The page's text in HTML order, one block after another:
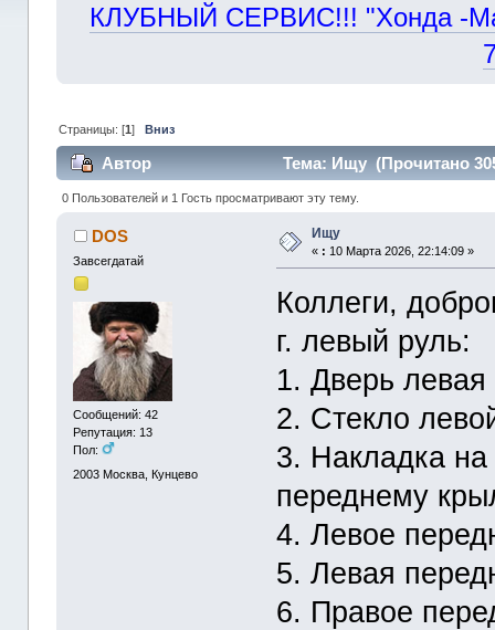
КЛУБНЫЙ СЕРВИС!!! "Хонда -
Страницы: [1] Вниз
Автор Тема: Ищу (Прочитано
0 Пользователей и 1 Гость просматривают эту тему.
DOS
Завсегдатай
Сообщений: 42
Репутация: 13
Пол:
2003 Москва, Кунцево
Ищу
« : 10 Марта 2026, 22:14:09 »
Коллеги,
г. левый руль:
1. Дверь
2. Стекло
3. Накладка
переднему
4. Левое
5. Левая
6. Правое